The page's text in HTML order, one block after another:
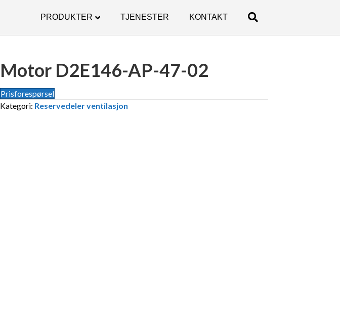
PRODUKTER TJENESTER KONTAKT
Motor D2E146-AP-47-02
Prisforespørsel
Kategori: Reservedeler ventilasjon